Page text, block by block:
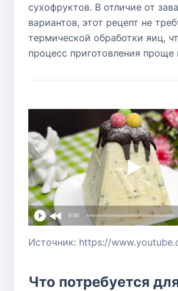
сухофруктов. В отличие от
вариантов, этот рецепт не
термической обработки яиц,
процесс приготовления проще
0:00
Что потребуется